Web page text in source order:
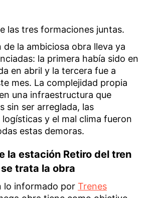
las tres formaciones juntas.
de la ambiciosa obra lleva ya
la primera había sido en
en abril y la tercera fue a
mes. La complejidad propia
una infraestructura que
sin ser arreglada, las
y el mal clima fueron
estas demoras.
la estación Retiro del tren
trata la obra
lo informado por Trenes